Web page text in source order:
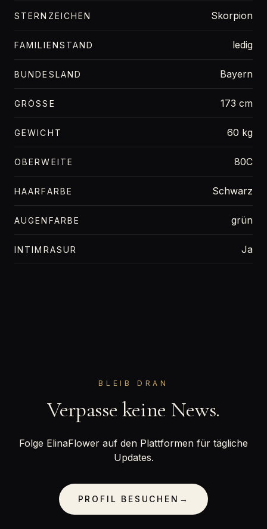
STERNZEICHEN Skorpion
FAMILIENSTAND ledig
BUNDESLAND Bayern
GRÖSSE 173 cm
GEWICHT 60 kg
OBERWEITE 80C
HAARFARBE Schwarz
AUGENFARBE grün
INTIMRASUR Ja
BLEIB DRAN
Verpasse keine News.
Folge ElinaFlower auf den Plattformen für tägliche
Updates.
PROFIL BESUCHEN →